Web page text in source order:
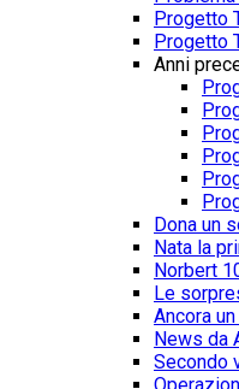
Progetto
Progetto
Anni
Dona un
Nata la
Norbert
Le
Ancora
News da
Secondo